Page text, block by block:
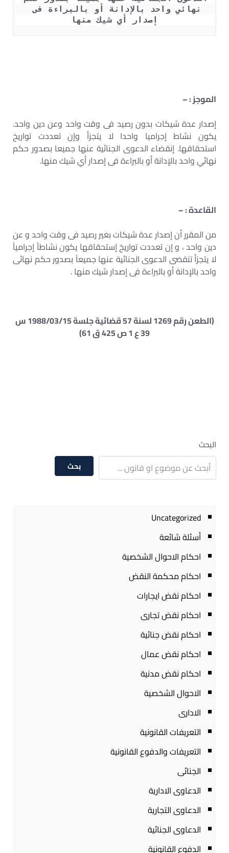
نهائي واحد بالإدانة أو بالبراءة فى
إصدار أي شيك منها
الموجز : –
إصدار عدة شيكات بدون رصيد فى وقت واحد وعن دين واحد.
يكون نشاط إجراميا واحدا لا يتجزأ وإن تعددت تواريخ
استحقاقها. إنقضاء الدعوى الجنائية عنها جميعا بصدور حكم
نهائي واحد بالإدانة أو بالبراءة فى إصدار أي شيك منها.
القاعدة : –
من المقرر أن إصدار عدة شيكات بغير رصيد فى وقت واحد و عن
دين واحد ، و إن تعددت تواريخ إستحقاقها يكون نشاطاً إجرامياً
لا يتجزأ تنقضى الدعوى الجنائية عنها جميعاً بصدور حكم نهائى
واحد بالإدانة أو بالبراءة فى إصدار شيك منها .
(الطعن رقم 1269 لسنة 57 قضائية جلسة 1988/03/15 س
39 ع 1 ص 425 ق 61)
البحث
بحث
Uncategorized
أسئلة شائعة
احكام الاحوال الشخصية
احكام محكمة النقض
احكام نقض ايجارات
احكام نقض تجارى
احكام نقض جنائية
احكام نقض عمال
احكام نقض مدنية
الاحوال الشخصية
الادارى
التعريفات القانونية
التعريفات والدفوع القانونية
الجنائى
الدعاوى الادارية
الدعاوى التجارية
الدعاوى الجنائية
الدفوع القانونية